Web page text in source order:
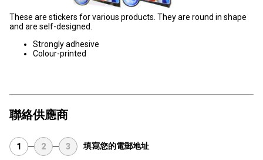
These are stickers for various products. They are round in shape
and are self-designed.
Strongly adhesive
Colour-printed
聯絡供應商
1 2 3 填寫您的電郵地址